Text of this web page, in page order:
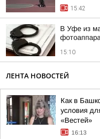
15:42
В Уфе из
15:10
ЛЕНТА НОВОСТЕЙ
Как в
условия
«Вестей»
16:13